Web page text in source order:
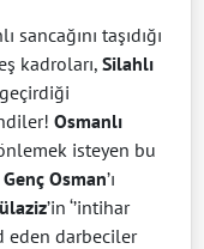
taşıdığı
kadroları, Silahlı
Osmanlı
isteyen bu
Genç Osman’ı
’in ‘’intihar
eden darbeciler